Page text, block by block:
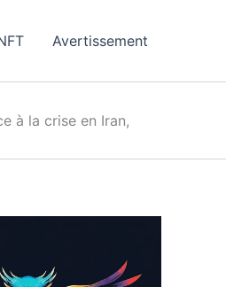
Avertissement
à la crise en Iran,